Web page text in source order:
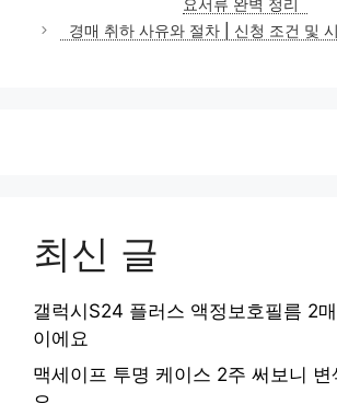
리
요서류 완벽 정리
경매 취하 사유와 절차 | 신청 조건 및
최신 글
갤럭시S24 플러스 액정보호필름 2
이에요
맥세이프 투명 케이스 2주 써보니 변